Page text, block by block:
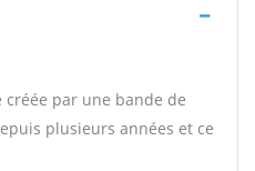
créée par une bande de
plusieurs années et ce